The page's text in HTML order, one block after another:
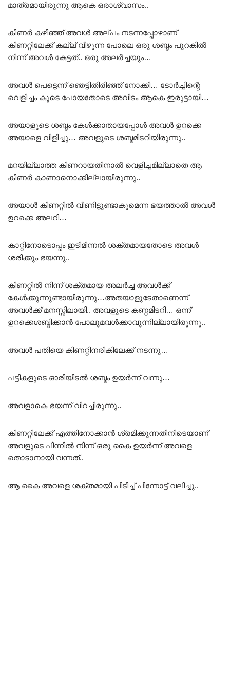
മാത്രമായിരുന്നു ആകെ ഒരാശ്വാസം..
കിണർ കഴിഞ്ഞ് അവൾ അല്പം നടന്നപ്പോഴാണ്
കിണറ്റിലേക്ക് കല്ല് വീഴുന്ന പോലെ ഒരു ശബ്ദം പുറകിൽ
നിന്ന് അവൾ കേട്ടത്.. ഒരു അലർച്ചയും…
അവൾ പെട്ടെന്ന് ഞെട്ടിതിരിഞ്ഞ് നോക്കി… ടോർച്ചിന്റെ
വെളിച്ചം കൂടെ പോയതോടെ അവിടം ആകെ ഇരുട്ടായി…
അയാളുടെ ശബ്ദം കേൾക്കാതായപ്പോൾ അവൾ ഉറക്കെ
അയാളെ വിളിച്ചു… അവളുടെ ശബ്ദമിടറിയിരുന്നു..
മറയില്ലാത്ത കിണറായതിനാൽ വെളിച്ചമില്ലാതെ ആ
കിണർ കാണാനൊക്കില്ലായിരുന്നു..
അയാൾ കിണറ്റിൽ വീണിട്ടുണ്ടാകുമെന്ന ഭയത്താൽ അവൾ
ഉറക്കെ അലറി…
കാറ്റിനോടൊപ്പം ഇടിമിന്നൽ ശക്തമായതോടെ അവൾ
ശരിക്കും ഭയന്നു..
കിണറ്റിൽ നിന്ന് ശക്തമായ അലർച്ച അവൾക്ക്
കേൾക്കുന്നുണ്ടായിരുന്നു…അതയാളുടേതാണെന്ന്
അവൾക്ക് മനസ്സിലായി.. അവളുടെ കണ്ഠമിടറി… ഒന്ന്
ഉറക്കെശബ്ദിക്കാൻ പോലുമവൾക്കാവുന്നില്ലായിരുന്നു..
അവൾ പതിയെ കിണറ്റിനരികിലേക്ക് നടന്നു…
പട്ടികളുടെ ഓരിയിടൽ ശബ്ദം ഉയർന്ന് വന്നു…
അവളാകെ ഭയന്ന് വിറച്ചിരുന്നു..
കിണറ്റിലേക്ക് എത്തിനോക്കാൻ ശ്രമിക്കുന്നതിനിടെയാണ്
അവളുടെ പിന്നിൽ നിന്ന് ഒരു കൈ ഉയർന്ന് അവളെ
തൊടാനായി വന്നത്..
ആ കൈ അവളെ ശക്തമായി പിടിച്ച് പിന്നോട്ട് വലിച്ചു..